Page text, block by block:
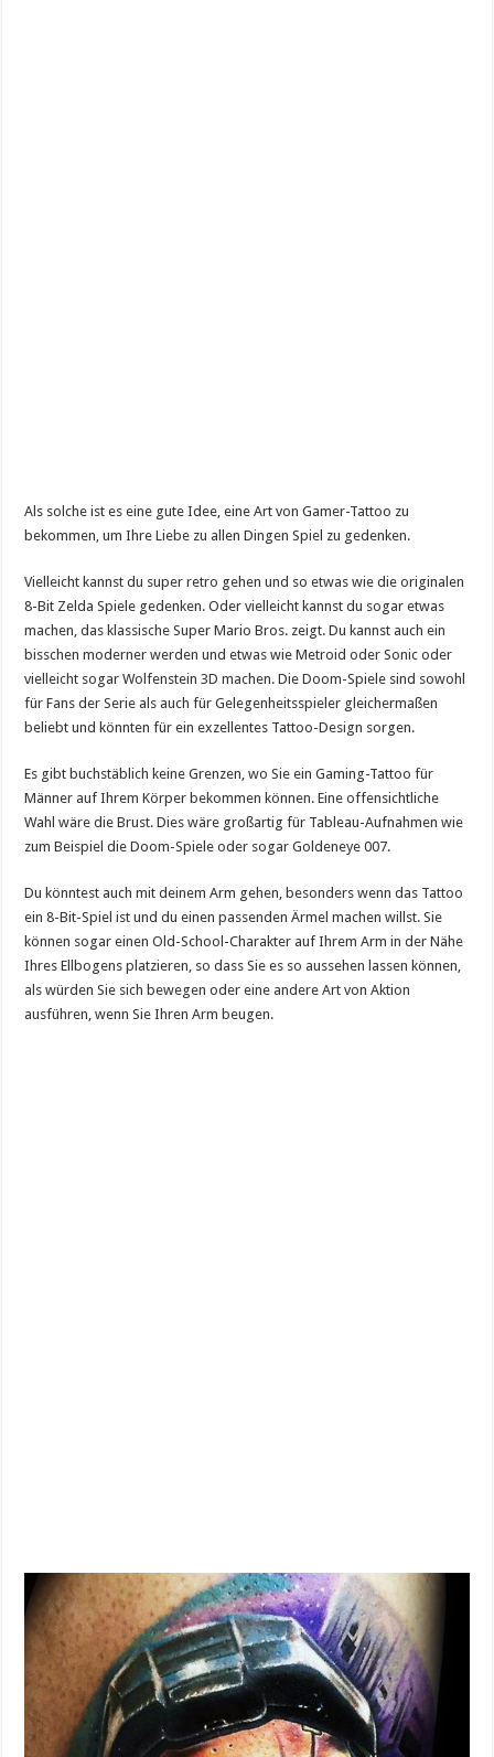
Als solche ist es eine gute Idee, eine Art von Gamer-Tattoo zu
bekommen, um Ihre Liebe zu allen Dingen Spiel zu gedenken.
Vielleicht kannst du super retro gehen und so etwas wie die originalen
8-Bit Zelda Spiele gedenken. Oder vielleicht kannst du sogar etwas
machen, das klassische Super Mario Bros. zeigt. Du kannst auch ein
bisschen moderner werden und etwas wie Metroid oder Sonic oder
vielleicht sogar Wolfenstein 3D machen. Die Doom-Spiele sind sowohl
für Fans der Serie als auch für Gelegenheitsspieler gleichermaßen
beliebt und könnten für ein exzellentes Tattoo-Design sorgen.
Es gibt buchstäblich keine Grenzen, wo Sie ein Gaming-Tattoo für
Männer auf Ihrem Körper bekommen können. Eine offensichtliche
Wahl wäre die Brust. Dies wäre großartig für Tableau-Aufnahmen wie
zum Beispiel die Doom-Spiele oder sogar Goldeneye 007.
Du könntest auch mit deinem Arm gehen, besonders wenn das Tattoo
ein 8-Bit-Spiel ist und du einen passenden Ärmel machen willst. Sie
können sogar einen Old-School-Charakter auf Ihrem Arm in der Nähe
Ihres Ellbogens platzieren, so dass Sie es so aussehen lassen können,
als würden Sie sich bewegen oder eine andere Art von Aktion
ausführen, wenn Sie Ihren Arm beugen.